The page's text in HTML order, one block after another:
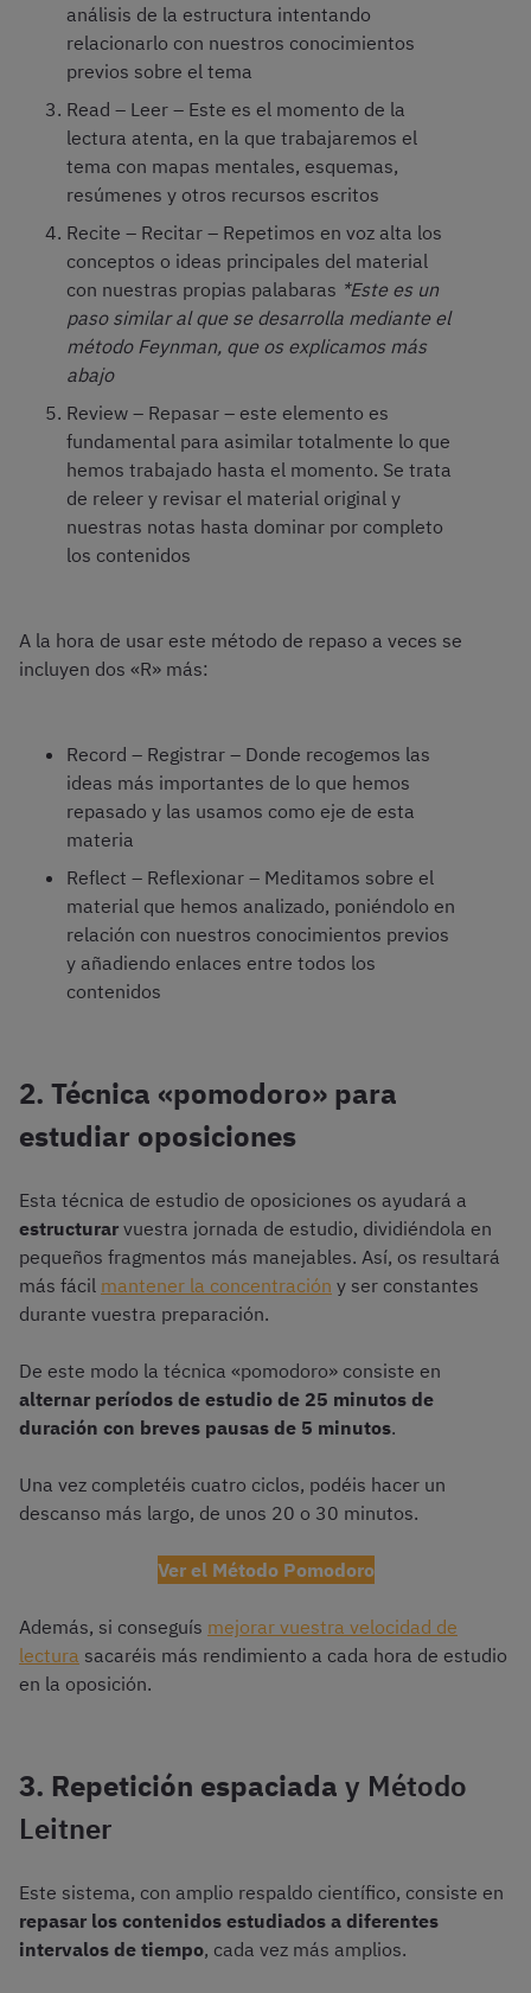
análisis de la estructura intentando
relacionarlo con nuestros conocimientos
previos sobre el tema
Read – Leer – Este es el momento de la
lectura atenta, en la que trabajaremos el
tema con mapas mentales, esquemas,
resúmenes y otros recursos escritos
Recite – Recitar – Repetimos en voz alta los
conceptos o ideas principales del material
con nuestras propias palabaras *Este es un
paso similar al que se desarrolla mediante el
método Feynman, que os explicamos más
abajo
Review – Repasar – este elemento es
fundamental para asimilar totalmente lo que
hemos trabajado hasta el momento. Se trata
de releer y revisar el material original y
nuestras notas hasta dominar por completo
los contenidos
A la hora de usar este método de repaso a veces se
incluyen dos «R» más:
Record – Registrar – Donde recogemos las
ideas más importantes de lo que hemos
repasado y las usamos como eje de esta
materia
Reflect – Reflexionar – Meditamos sobre el
material que hemos analizado, poniéndolo en
relación con nuestros conocimientos previos
y añadiendo enlaces entre todos los
contenidos
2. Técnica «pomodoro» para
estudiar oposiciones
Esta técnica de estudio de oposiciones os ayudará a
estructurar vuestra jornada de estudio, dividiéndola en
pequeños fragmentos más manejables. Así, os resultará
más fácil mantener la concentración y ser constantes
durante vuestra preparación.
De este modo la técnica «pomodoro» consiste en
alternar períodos de estudio de 25 minutos de
duración con breves pausas de 5 minutos.
Una vez completéis cuatro ciclos, podéis hacer un
descanso más largo, de unos 20 o 30 minutos.
Ver el Método Pomodoro
Además, si conseguís mejorar vuestra velocidad de
lectura sacaréis más rendimiento a cada hora de estudio
en la oposición.
3. Repetición espaciada y Método
Leitner
Este sistema, con amplio respaldo científico, consiste en
repasar los contenidos estudiados a diferentes
intervalos de tiempo, cada vez más amplios.